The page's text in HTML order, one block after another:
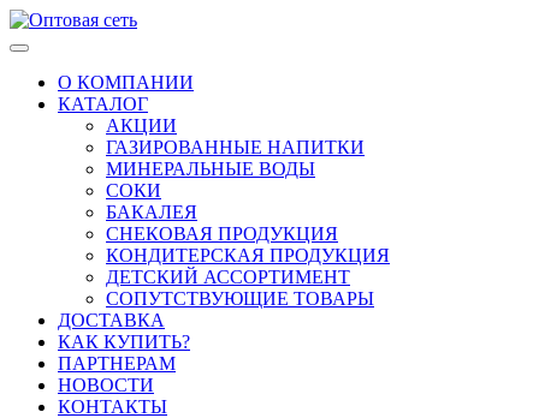
О КОМПАНИИ
КАТАЛОГ
АКЦИИ
ГАЗИРОВАННЫЕ НАПИТКИ
МИНЕРАЛЬНЫЕ ВОДЫ
СОКИ
БАКАЛЕЯ
СНЕКОВАЯ ПРОДУКЦИЯ
КОНДИТЕРСКАЯ ПРОДУКЦИЯ
ДЕТСКИЙ АССОРТИМЕНТ
СОПУТСТВУЮЩИЕ ТОВАРЫ
ДОСТАВКА
КАК КУПИТЬ?
ПАРТНЕРАМ
НОВОСТИ
КОНТАКТЫ